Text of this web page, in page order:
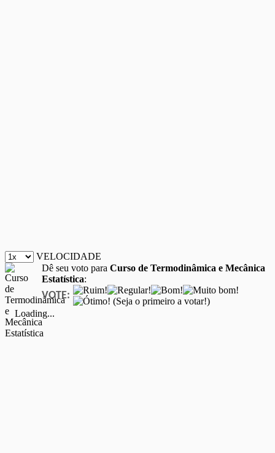
VELOCIDADE
Dê seu voto para Curso de Termodinâmica e Mecânica
Estatística:
VOTE:
(Seja o primeiro a votar!)
Loading...